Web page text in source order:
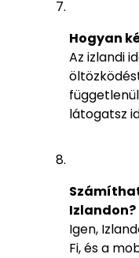
Hogyan
Az izlandi
látogatsz
Izlandon?
Igen,
Fi, és a